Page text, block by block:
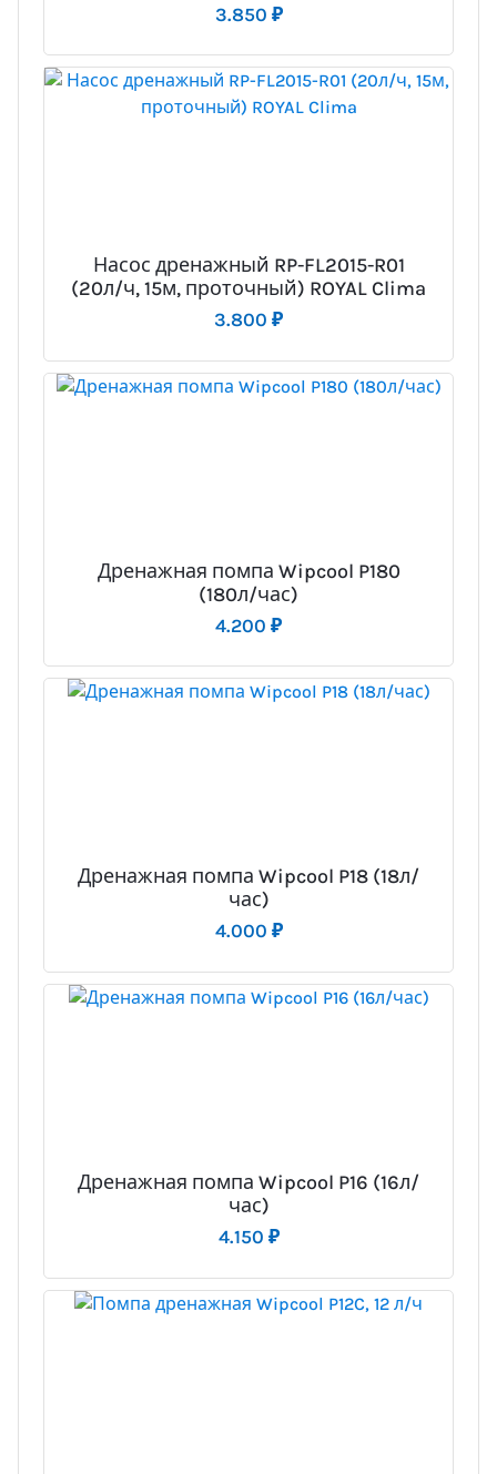
3.850 ₽
Насос дренажный RP-FL2015-R01
(20л/ч, 15м, проточный) ROYAL Clima
3.800 ₽
Дренажная помпа Wipcool P180
(180л/час)
4.200 ₽
Дренажная помпа Wipcool P18 (18л/
час)
4.000 ₽
Дренажная помпа Wipcool P16 (16л/
час)
4.150 ₽